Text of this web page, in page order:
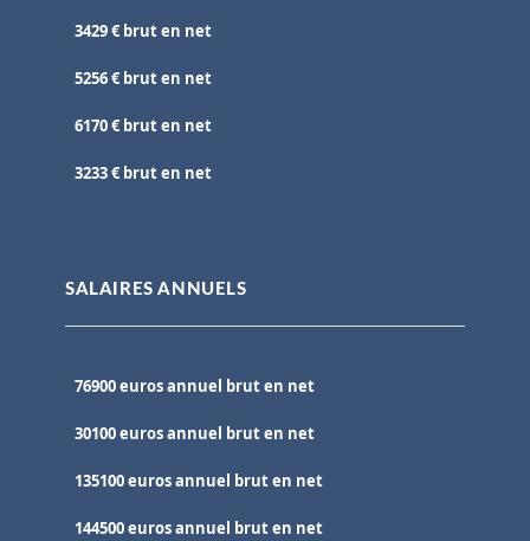
3429 € brut en net
5256 € brut en net
6170 € brut en net
3233 € brut en net
SALAIRES ANNUELS
76900 euros annuel brut en net
30100 euros annuel brut en net
135100 euros annuel brut en net
144500 euros annuel brut en net